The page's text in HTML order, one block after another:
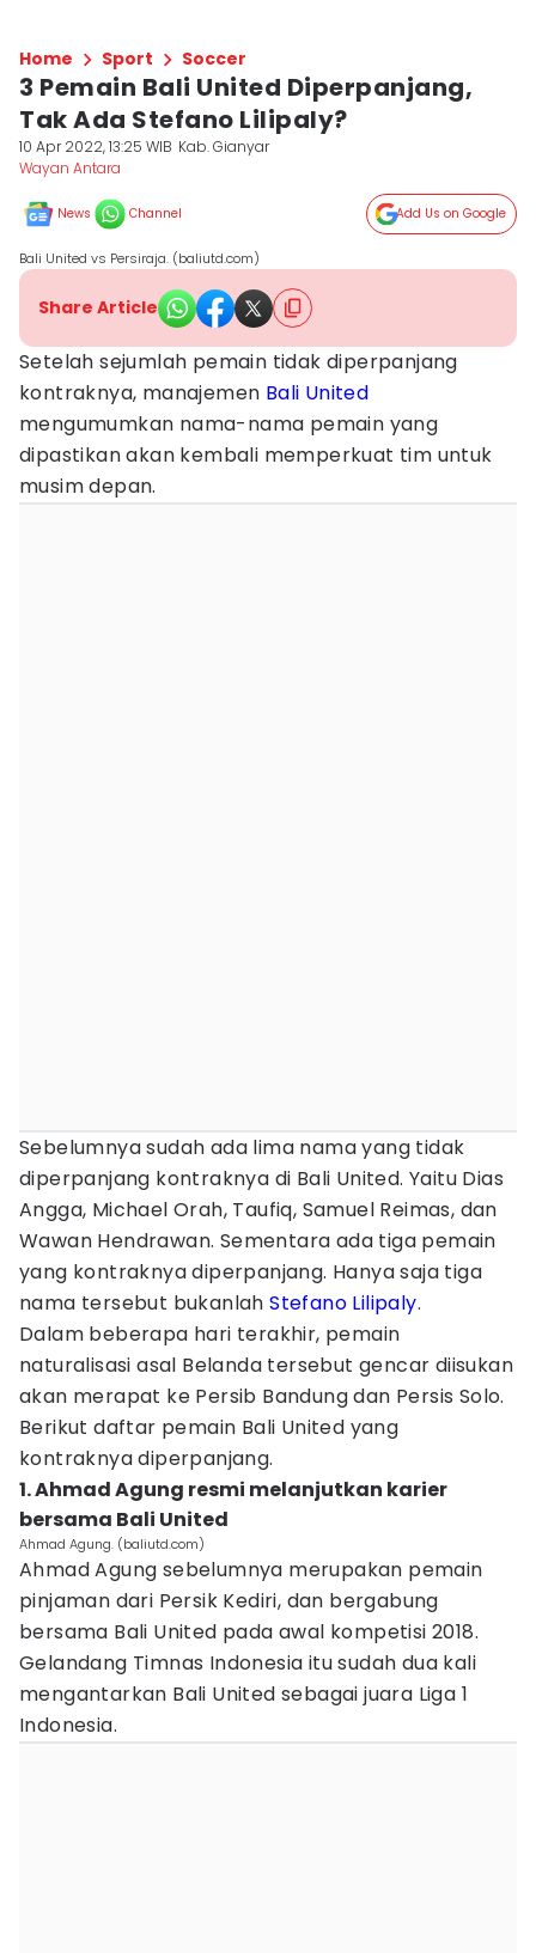
Home Sport Soccer
3 Pemain Bali United Diperpanjang,
Tak Ada Stefano Lilipaly?
10 Apr 2022, 13:25 WIB Kab. Gianyar
Wayan Antara
News Channel Add Us on Google
Bali United vs Persiraja. (baliutd.com)
Share Article
Setelah sejumlah pemain tidak diperpanjang
kontraknya, manajemen Bali United
mengumumkan nama-nama pemain yang
dipastikan akan kembali memperkuat tim untuk
musim depan.
Sebelumnya sudah ada lima nama yang tidak
diperpanjang kontraknya di Bali United. Yaitu Dias
Angga, Michael Orah, Taufiq, Samuel Reimas, dan
Wawan Hendrawan. Sementara ada tiga pemain
yang kontraknya diperpanjang. Hanya saja tiga
nama tersebut bukanlahStefano Lilipaly.
Dalam beberapa hari terakhir, pemain
naturalisasi asal Belanda tersebut gencar diisukan
akan merapat ke Persib Bandung dan Persis Solo.
Berikut daftar pemain Bali United yang
kontraknya diperpanjang.
1. Ahmad Agung resmi melanjutkan karier
bersama Bali United
Ahmad Agung. (baliutd.com)
Ahmad Agung sebelumnya merupakan pemain
pinjaman dari Persik Kediri, dan bergabung
bersama Bali United pada awal kompetisi 2018.
Gelandang Timnas Indonesia itu sudah dua kali
mengantarkan Bali United sebagai juara Liga 1
Indonesia.